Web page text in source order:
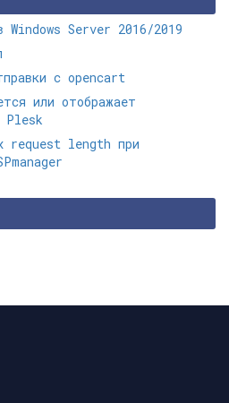
Windows Server 2016/2019
с opencart
или отображает
Plesk
request length при